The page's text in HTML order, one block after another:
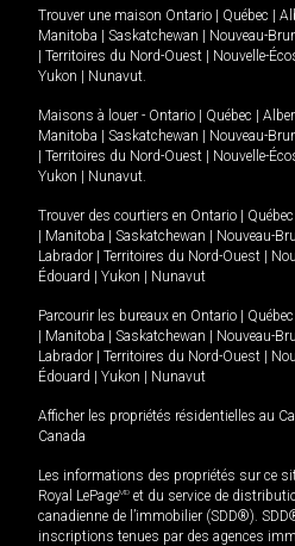
Trouver une maison Ontario Québec
Manitoba
Saskatchewan Nouveau-
Territoires du Nord-Ouest Nouvelle-
Yukon
Nunavut.
Maisons à louer - Ontario Québec
Manitoba
Saskatchewan Nouveau-
Territoires du Nord-Ouest Nouvelle-
Yukon
Nunavut.
Trouver des courtiers en Ontario Québec
Manitoba Saskatchewan Nouveau-
Labrador
Territoires du Nord-Ouest
Édouard
Yukon Nunavut
Parcourir les bureaux en Ontario Québec
Manitoba Saskatchewan Nouveau-
Labrador
Territoires du Nord-Ouest
Édouard
Yukon Nunavut
Afficher les propriétés résidentielles au
Canada
Les informations des propriétés sur ce
Royal LePageMD et du service de
canadienne de l’immobilier (SDD®).
inscriptions tenues par des agences